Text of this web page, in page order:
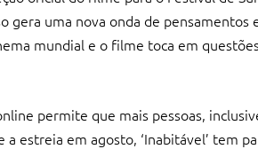
gera uma nova onda de pensamentos
mundial e o filme toca em
permite que mais pessoas,
estreia em agosto, ‘Inabitável’ tem